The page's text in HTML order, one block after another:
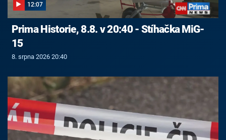
12:07
Prima Historie, 8.8. v 20:40 - Stíhačka MiG-
15
8. srpna 2026 20:40